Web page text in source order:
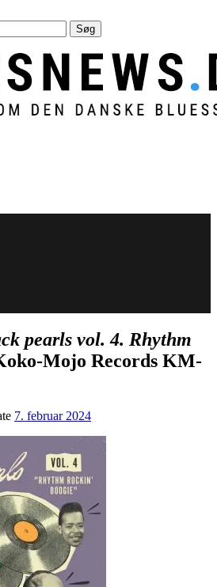
pearls vol. 4. Rhythm
Mojo Records KM-
7. februar 2024